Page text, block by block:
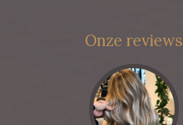
Onze reviews